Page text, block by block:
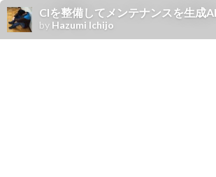
CIを整備してメンテナンスを生成
by Hazumi Ichijo